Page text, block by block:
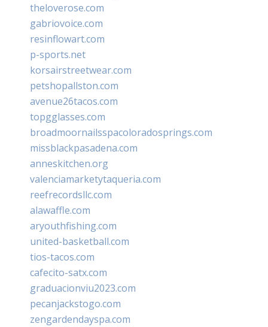
theloverose.com
gabriovoice.com
resinflowart.com
p-sports.net
korsairstreetwear.com
petshopallston.com
avenue26tacos.com
topgglasses.com
broadmoornailsspacoloradosprings.com
missblackpasadena.com
anneskitchen.org
valenciamarketytaqueria.com
reefrecordsllc.com
alawaffle.com
aryouthfishing.com
united-basketball.com
tios-tacos.com
cafecito-satx.com
graduacionviu2023.com
pecanjackstogo.com
zengardendayspa.com